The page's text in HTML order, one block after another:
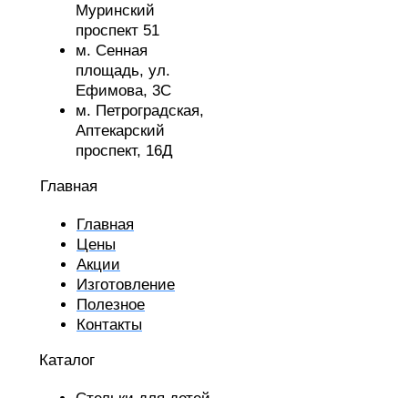
Муринский
проспект 51
м. Сенная
площадь, ул.
Ефимова, 3С
м. Петроградская,
Аптекарский
проспект, 16Д
Главная
Главная
Цены
Акции
Изготовление
Полезное
Контакты
Каталог